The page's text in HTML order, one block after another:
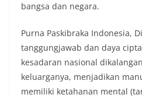
bangsa dan negara.
Purna Paskibraka Indonesia,
tanggungjawab dan daya
kesadaran nasional
keluarganya, menjadikan
memiliki ketahanan mental